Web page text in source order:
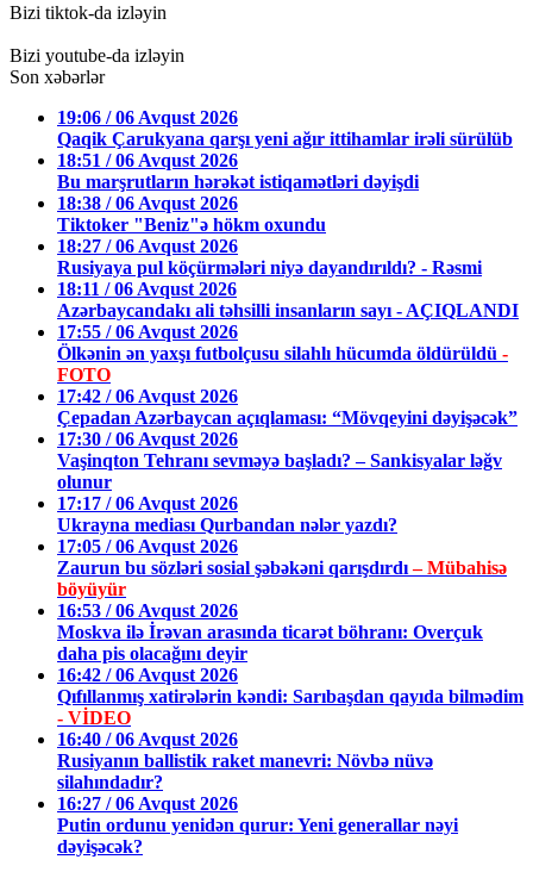
Bizi tiktok-da izləyin
Bizi youtube-da izləyin
Son xəbərlər
19:06 / 06 Avqust 2026
Qaqik Çarukyana qarşı yeni ağır ittihamlar irəli sürülüb
18:51 / 06 Avqust 2026
Bu marşrutların hərəkət istiqamətləri dəyişdi
18:38 / 06 Avqust 2026
Tiktoker "Beniz"ə hökm oxundu
18:27 / 06 Avqust 2026
Rusiyaya pul köçürmələri niyə dayandırıldı? - Rəsmi
18:11 / 06 Avqust 2026
Azərbaycandakı ali təhsilli insanların sayı - AÇIQLANDI
17:55 / 06 Avqust 2026
Ölkənin ən yaxşı futbolçusu silahlı hücumda öldürüldü -
FOTO
17:42 / 06 Avqust 2026
Çepadan Azərbaycan açıqlaması: “Mövqeyini dəyişəcək”
17:30 / 06 Avqust 2026
Vaşinqton Tehranı sevməyə başladı? – Sankisyalar ləğv
olunur
17:17 / 06 Avqust 2026
Ukrayna mediası Qurbandan nələr yazdı?
17:05 / 06 Avqust 2026
Zaurun bu sözləri sosial şəbəkəni qarışdırdı– Mübahisə
böyüyür
16:53 / 06 Avqust 2026
Moskva ilə İrəvan arasında ticarət böhranı: Overçuk
daha pis olacağını deyir
16:42 / 06 Avqust 2026
Qıfıllanmış xatirələrin kəndi: Sarıbaşdan qayıda bilmədim
- VİDEO
16:40 / 06 Avqust 2026
Rusiyanın ballistik raket manevri: Növbə nüvə
silahındadır?
16:27 / 06 Avqust 2026
Putin ordunu yenidən qurur: Yeni generallar nəyi
dəyişəcək?